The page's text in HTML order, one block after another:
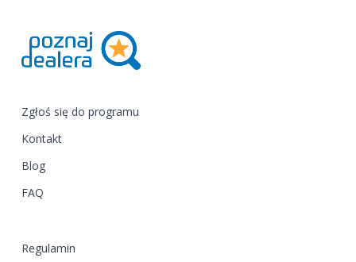
Zgłoś się do programu
Kontakt
Blog
FAQ
Regulamin